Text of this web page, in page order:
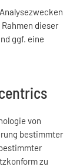
dieser
ggf. eine
von
bestimmter
zu